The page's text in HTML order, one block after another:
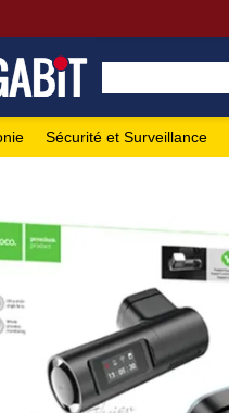
Sécurité et Surveillance